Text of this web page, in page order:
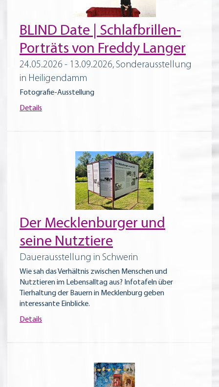
BLIND Date | Schlafbrillen-
Porträts von Freddy Langer
24.05.2026 - 13.09.2026, Sonderausstellung
in Heiligendamm
Fotografie-Ausstellung
Details
Der Mecklenburger und
seine Nutztiere
Dauerausstellung in Schwerin
Wie sah das Verhältnis zwischen Menschen und
Nutztieren im Lebensalltag aus? Infotafeln über
Tierhaltung der Bauern in Mecklenburg geben
interessante Einblicke.
Details